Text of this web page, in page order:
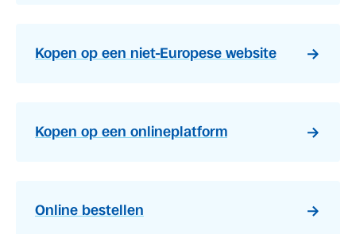
Kopen op een niet-Europese website
Kopen op een onlineplatform
Online bestellen